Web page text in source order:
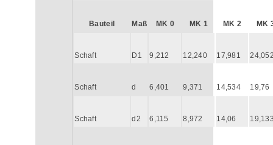
Bauteil Maß MK 0 MK 1 MK 2 MK
Schaft D1 9,212 12,240 17,981
Schaft d 6,401 9,371 14,534 19,76
Schaft d2 6,115 8,972 14,06